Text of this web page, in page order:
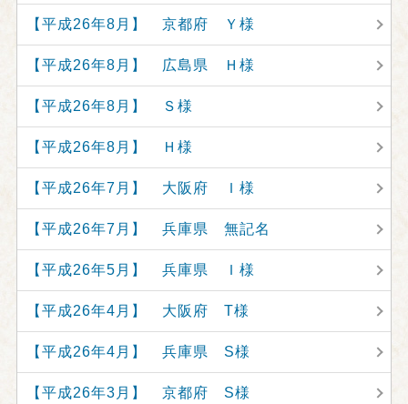
【平成26年8月】 京都府 Ｙ様
【平成26年8月】 広島県 Ｈ様
【平成26年8月】 Ｓ様
【平成26年8月】 Ｈ様
【平成26年7月】 大阪府 Ｉ様
【平成26年7月】 兵庫県 無記名
【平成26年5月】 兵庫県 Ｉ様
【平成26年4月】 大阪府 T様
【平成26年4月】 兵庫県 S様
【平成26年3月】 京都府 S様